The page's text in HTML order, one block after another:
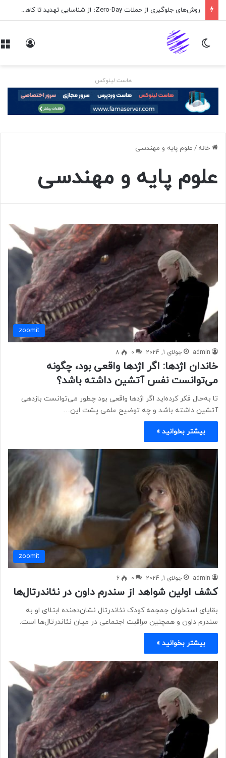
اپلیکیشن پیام‌رسان ایکس در راه است
تغییر پوسته
هاست لینوکس
خانه / علوم پایه و مهندسی
علوم پایه و مهندسی
zoomit
admin جولای 1, 2024 0
8
خاندان اژدها: اگر اژدها واقعی بود، چگونه
می‌توانست نفس آتشین داشته باشد؟
تا به‌حال فکر کرده‌اید اگر اژدها واقعی بود چطور می‌توانست بازدهی
آتشین داشته باشد و چه توضیح علمی پشت این…
بیشتر بخوانید »
zoomit
admin جولای 1, 2024 0
6
کشف اولین شواهد از سندرم داون در نئاندرتال‌ها
بقایای استخوان جمجمه کودک نئاندرتال نشان‌دهنده ابتلای او به
سندرم داون و همچنین مراقبت اجتماعی در میان نئاندرتال‌ها است.
بیشتر بخوانید »